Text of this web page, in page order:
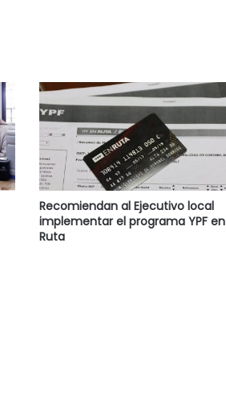
Recomiendan al Ejecutivo local
implementar el programa YPF en
Ruta